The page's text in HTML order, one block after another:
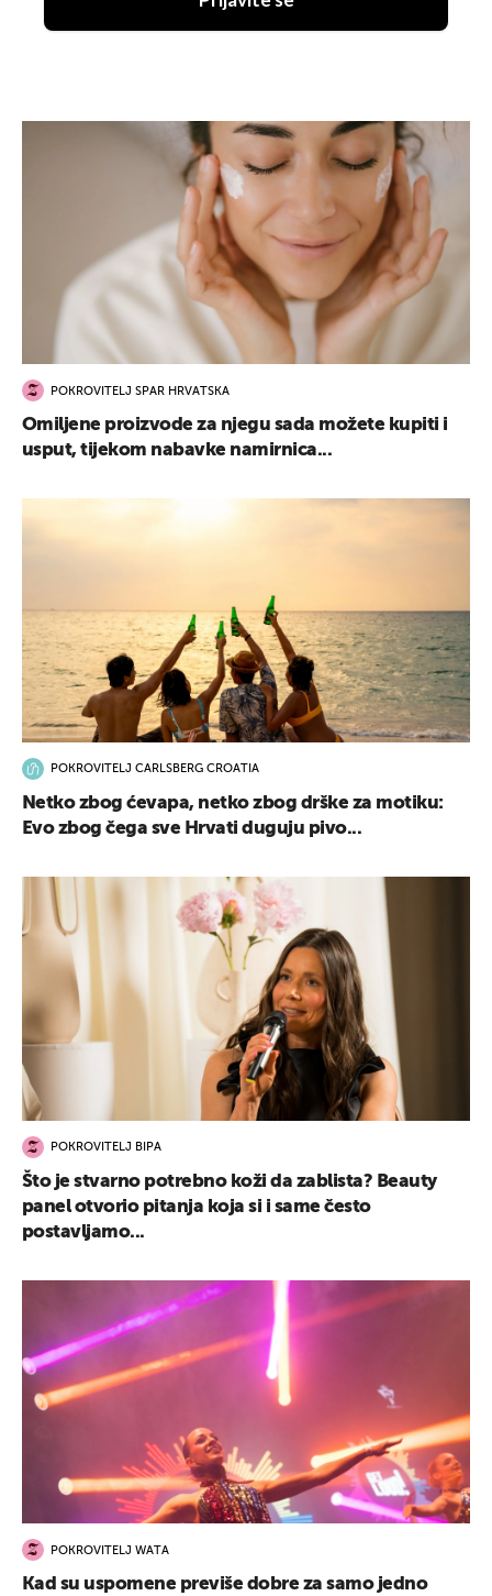
POKROVITELJ SPAR HRVATSKA
Omiljene proizvode za njegu sada možete kupiti i
usput, tijekom nabavke namirnica...
POKROVITELJ CARLSBERG CROATIA
Netko zbog ćevapa, netko zbog drške za motiku:
Evo zbog čega sve Hrvati duguju pivo...
POKROVITELJ BIPA
Što je stvarno potrebno koži da zablista? Beauty
panel otvorio pitanja koja si i same često
postavljamo...
POKROVITELJ WATA
Kad su uspomene previše dobre za samo jedno